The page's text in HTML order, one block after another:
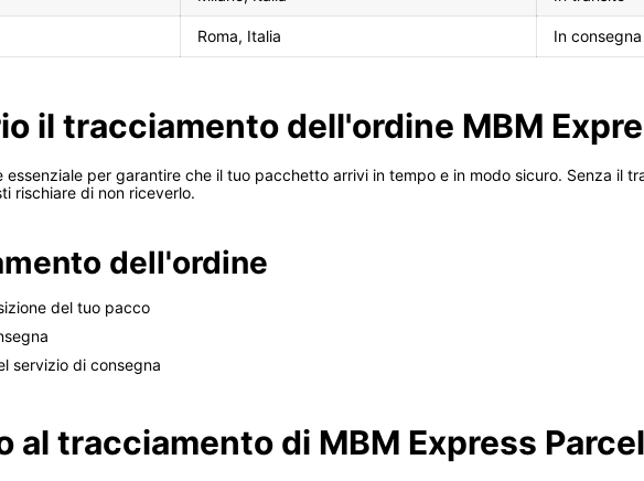
Roma, Italia In consegna
il tracciamento dell'ordine MBM
essenziale per garantire che il tuo pacchetto arrivi in ​​tempo e in modo sicuro. Senza il
rischiare di non riceverlo.
dell'ordine
del tuo pacco
servizio di consegna
al tracciamento di MBM Express Parcel